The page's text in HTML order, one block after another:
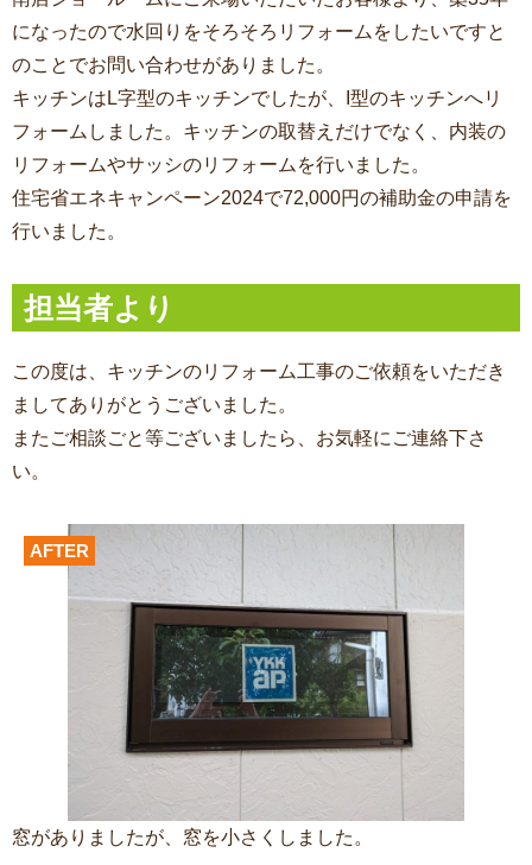
になったので水回りをそろそろリフォームをしたいですと
のことでお問い合わせがありました。
キッチンはL字型のキッチンでしたが、I型のキッチンへリ
フォームしました。キッチンの取替えだけでなく、内装の
リフォームやサッシのリフォームを行いました。
住宅省エネキャンペーン2024で72,000円の補助金の申請を
行いました。
担当者より
この度は、キッチンのリフォーム工事のご依頼をいただき
ましてありがとうございました。
またご相談ごと等ございましたら、お気軽にご連絡下さ
い。
AFTER
窓がありましたが、窓を小さくしました。